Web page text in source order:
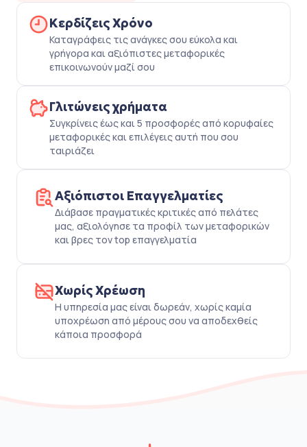
Κερδίζεις Χρόνο
Καταγράφεις τις ανάγκες σου εύκολα και
γρήγορα και αξιόπιστες μεταφορικές
επικοινωνούν μαζί σου
Γλιτώνεις χρήματα
Συγκρίνεις έως και 5 προσφορές από κορυφαίες
μεταφορικές και επιλέγεις αυτή που σου
ταιριάζει
Αξιόπιστοι Επαγγελματίες
Διάβασε πραγματικές κριτικές από πελάτες
μας, αξιολόγησε τα προφίλ των μεταφορικών
και βρες τον top επαγγελματία
Χωρίς Χρέωση
Η υπηρεσία μας είναι δωρεάν, χωρίς καμία
υποχρέωση από μέρους σου να αποδεχθείς
κάποια προσφορά